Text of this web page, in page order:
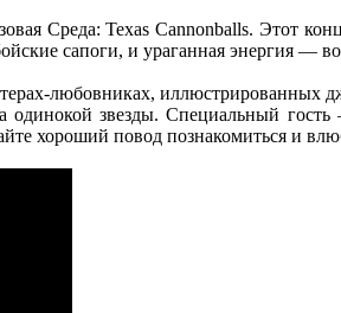
Среда: Texas Cannonballs. Этот
сапоги, и ураганная энергия —
любовниках, иллюстрированных
звезды. Специальный
хороший повод познакомиться и